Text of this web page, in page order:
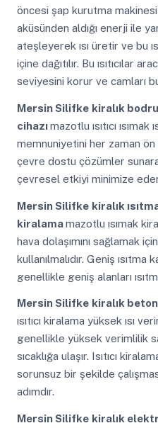
öncesi şap kurutma makinesi
aküsünden aldığı enerji ile
ateşleyerek ısı üretir ve bu
içine dağıtılır. Bu ısıtıcılar
seviyesini korur ve camları
Mersin Silifke kiralık
cihazımazotlu ısıtıcı
memnuniyetini her zaman
çevre dostu çözümler
çevresel etkiyi minimize
Mersin Silifke kiralık
kiralamamazotlu ısımak
hava dolaşımını sağlamak
kullanılmalıdır. Geniş ısıtma
genellikle geniş alanları
Mersin Silifke kiralık
ısıtıcı kiralama yüksek ısı
genellikle yüksek verimlilik
sıcaklığa ulaşır. Isıtıcı
sorunsuz bir şekilde
adımdır.
Mersin Silifke kiralık